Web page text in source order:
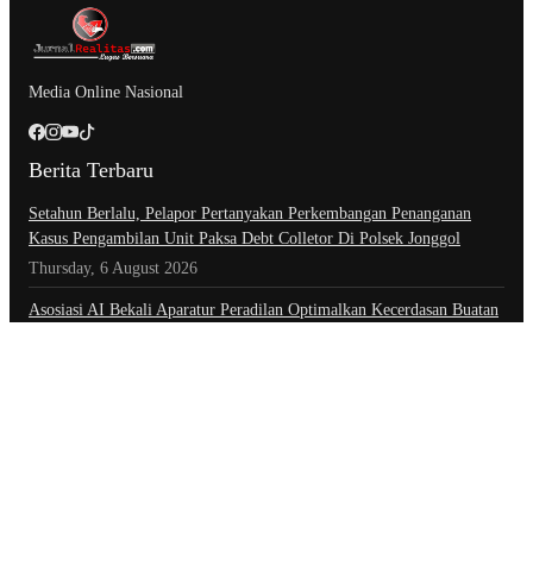
Media Online Nasional
Berita Terbaru
Setahun Berlalu, Pelapor Pertanyakan Perkembangan Penanganan
Kasus Pengambilan Unit Paksa Debt Colletor Di Polsek Jonggol
Thursday, 6 August 2026
Asosiasi AI Bekali Aparatur Peradilan Optimalkan Kecerdasan Buatan